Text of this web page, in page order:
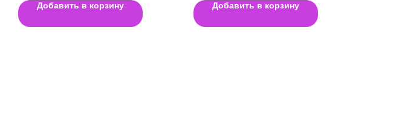
Добавить в корзину Добавить в корзину